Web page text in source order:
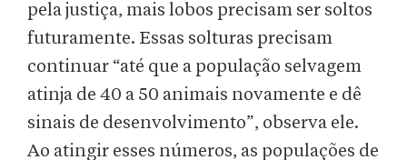
pela justiça, mais lobos precisam ser soltos
futuramente. Essas solturas precisam
continuar “até que a população selvagem
atinja de 40 a 50 animais novamente e dê
sinais de desenvolvimento”, observa ele.
Ao atingir esses números, as populações de